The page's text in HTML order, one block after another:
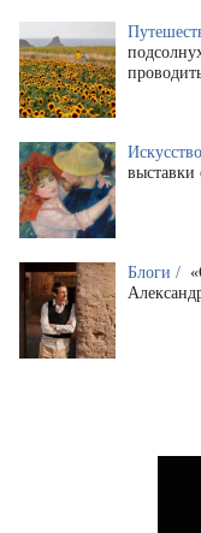
Блоги /